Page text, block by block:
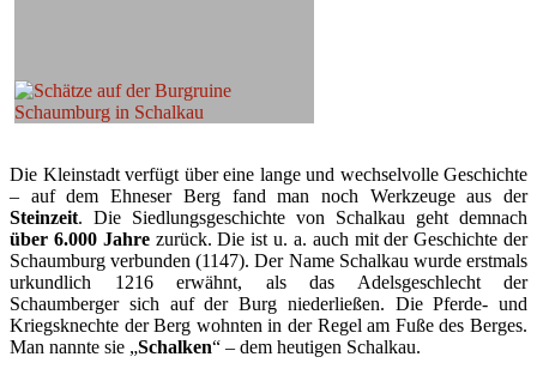
Die Kleinstadt verfügt über eine lange und wechselvolle Geschichte
– auf dem Ehneser Berg fand man noch Werkzeuge aus der
Steinzeit. Die Siedlungsgeschichte von Schalkau geht demnach
über 6.000 Jahrezurück. Die ist u. a. auch mit der Geschichte der
Schaumburg verbunden (1147). Der Name Schalkau wurde erstmals
urkundlich 1216 erwähnt, als das Adelsgeschlecht der
Schaumberger sich auf der Burg niederließen. Die Pferde- und
Kriegsknechte der Berg wohnten in der Regel am Fuße des Berges.
Man nannte sie „Schalken“ – dem heutigen Schalkau.